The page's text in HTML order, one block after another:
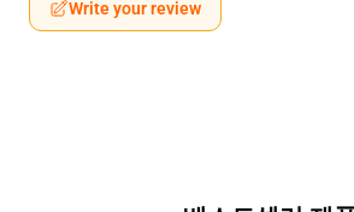
Write your review